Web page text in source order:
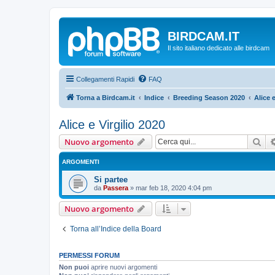
BIRDCAM.IT
Il sito italiano dedicato alle birdcam
Collegamenti Rapidi FAQ
Torna a Birdcam.it Indice Breeding Season 2020 Alice
Alice e Virgilio 2020
Nuovo argomento
ARGOMENTI
Si partee
da Passera » mar feb 18, 2020 4:04 pm
Nuovo argomento
Torna all’Indice della Board
PERMESSI FORUM
Non puoi aprire nuovi argomenti